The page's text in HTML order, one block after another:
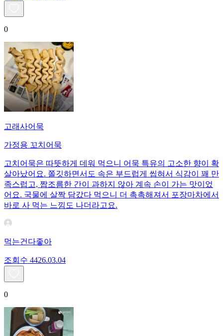
0
고래사어묵
가정용 꼬치어묵
고치어묵은 따뜻하게 데워 먹으니 어묵 특유의 고소한 향이 확
살아났어요. 쫄깃하면서도 속은 부드럽게 씹혀서 식감이 꽤 만
족스럽고, 짭조름한 간이 과하지 않아 계속 손이 가는 맛이었
어요. 국물에 살짝 담갔다 먹으니 더 촉촉해져서 포장마차에서
바로 사 먹는 느낌도 나더라고요.
먹는건다좋아
조회수 4426.03.04
0